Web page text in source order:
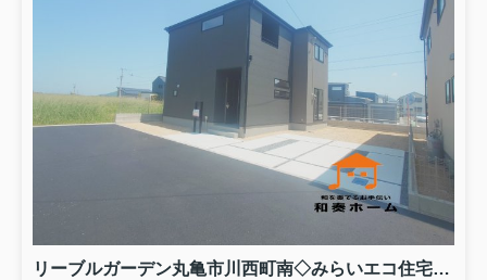
土地・建物の無料査定を実施しており
ます
土地・建物の無料査定を実施しており
ます...
2026.08.05
新築一戸建てご購入をお考えの方は、
和奏ホーム㈱までご相談くだ...
新築一戸建てご購入をお考えの方は、
和奏ホーム㈱までご相談ください。 新
築一戸建てご購入に関する疑問や諸経
費、ご購入からお引渡しまでの流れな
リーブルガーデン丸亀市川西町南◇みらいエコ住宅補助金対象のお得な長期優良住宅です。 ４号棟